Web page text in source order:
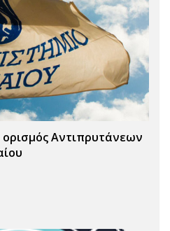
ορισμός Αντιπρυτάνεων